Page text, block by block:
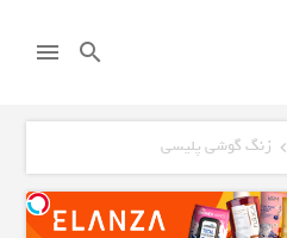
search
menu
زنگ گوشی پلیسی